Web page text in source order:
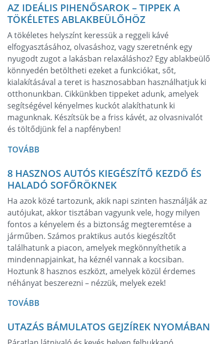
AZ IDEÁLIS PIHENŐSAROK – TIPPEK A
TÖKÉLETES ABLAKBEÜLŐHÖZ
A tökéletes helyszínt keressük a reggeli kávé
elfogyasztásához, olvasáshoz, vagy szeretnénk egy
nyugodt zugot a lakásban relaxáláshoz? Egy ablakbeülő
könnyedén betöltheti ezeket a funkciókat, sőt,
kialakításával a teret is hasznosabban használhatjuk ki
otthonunkban. Cikkünkben tippeket adunk, amelyek
segítségével kényelmes kuckót alakíthatunk ki
magunknak. Készítsük be a friss kávét, az olvasnivalót
és töltődjünk fel a napfényben!
TOVÁBB
8 HASZNOS AUTÓS KIEGÉSZÍTŐ KEZDŐ ÉS
HALADÓ SOFŐRÖKNEK
Ha azok közé tartozunk, akik napi szinten használják az
autójukat, akkor tisztában vagyunk vele, hogy milyen
fontos a kényelem és a biztonság megteremtése a
járműben. Számos praktikus autós kiegészítőt
találhatunk a piacon, amelyek megkönnyíthetik a
mindennapjainkat, ha kéznél vannak a kocsiban.
Hoztunk 8 hasznos eszközt, amelyek közül érdemes
néhányat beszerezni – nézzük, melyek ezek!
TOVÁBB
UTAZÁS BÁMULATOS GEJZÍREK NYOMÁBAN